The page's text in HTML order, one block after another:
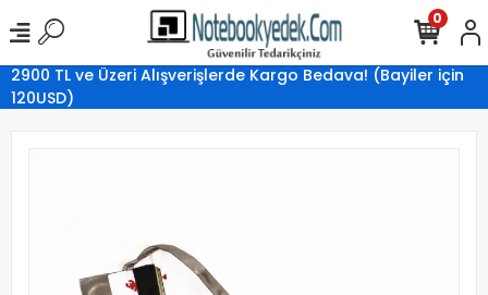
2900 TL ve Üzeri Alışverişlerde Kargo Bedava! (Bayiler için
120USD)
0